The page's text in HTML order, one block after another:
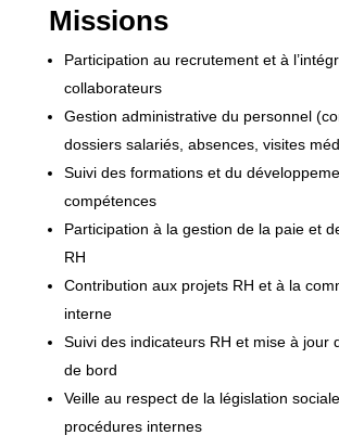
Missions
Participation au recrutement et à
collaborateurs
Gestion administrative du personnel
dossiers salariés, absences, visites
Suivi des formations et du
compétences
Participation à la gestion de la paie et
RH
Contribution aux projets RH et à la
interne
Suivi des indicateurs RH et mise à jour
de bord
Veille au respect de la législation
procédures internes